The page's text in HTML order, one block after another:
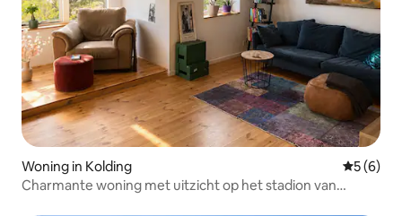
Woning in Kolding
5 (6)
Charmante woning met uitzicht op het stadion van